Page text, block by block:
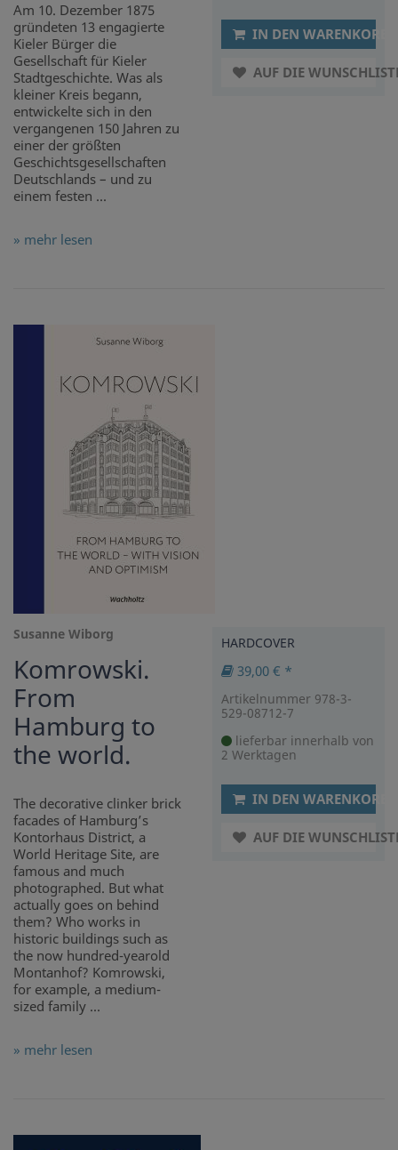
Am 10. Dezember 1875
gründeten 13 engagierte
Kieler Bürger die
Gesellschaft für Kieler
Stadtgeschichte. Was als
kleiner Kreis begann,
entwickelte sich in den
vergangenen 150 Jahren zu
einer der größten
Geschichtsgesellschaften
Deutschlands – und zu
einem festen ...
» mehr lesen
IN DEN WARENKORB
AUF DIE
Susanne Wiborg
Komrowski.
From
Hamburg to
the world.
The decorative clinker brick
facades of Hamburg’s
Kontorhaus District, a
World Heritage Site, are
famous and much
photographed. But what
actually goes on behind
them? Who works in
historic buildings such as
the now hundred-yearold
Montanhof? Komrowski,
for example, a medium-
sized family ...
» mehr lesen
HARDCOVER
39,00 € *
Artikelnummer 978-3-
529-08712-7
lieferbar innerhalb von
2 Werktagen
IN DEN WARENKORB
AUF DIE